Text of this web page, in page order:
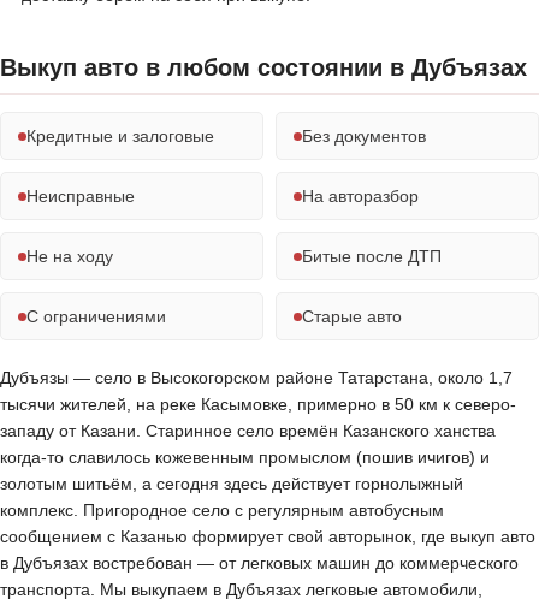
Выкуп авто в любом состоянии в Дубъязах
Кредитные и залоговые Без документов
Неисправные На авторазбор
Не на ходу Битые после ДТП
С ограничениями Старые авто
Дубъязы — село в Высокогорском районе Татарстана, около 1,7
тысячи жителей, на реке Касымовке, примерно в 50 км к северо-
западу от Казани. Старинное село времён Казанского ханства
когда-то славилось кожевенным промыслом (пошив ичигов) и
золотым шитьём, а сегодня здесь действует горнолыжный
комплекс. Пригородное село с регулярным автобусным
сообщением с Казанью формирует свой авторынок, где выкуп авто
в Дубъязах востребован — от легковых машин до коммерческого
транспорта. Мы выкупаем в Дубъязах легковые автомобили,